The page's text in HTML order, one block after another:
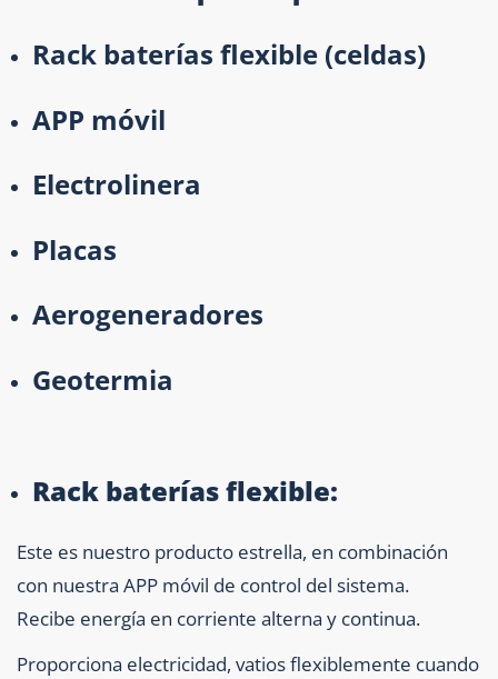
Rack baterías flexible (celdas)
APP móvil
Electrolinera
Placas
Aerogeneradores
Geotermia
Rack baterías flexible:
Este es nuestro producto estrella, en combinación
con nuestra APP móvil de control del sistema.
Recibe energía en corriente alterna y continua.
Proporciona electricidad, vatios flexiblemente cuando